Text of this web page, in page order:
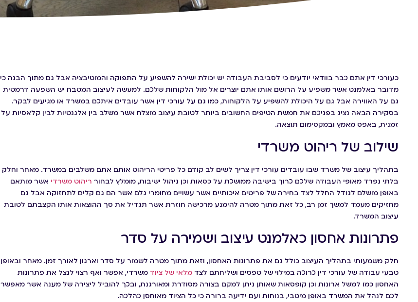
כעורכי דין אתם כבר בוודאי יודעים כי לסביבת העבודה יש יכולת ישירה להשפיע על התפוקה והמוטיבציה אבל גם מתוך הבנה כי
מדובר באלמנט אשר משפיע על הרושם אותו אתם יוצרים אל מול הלקוחות שלכם. למעשה לעיצוב המטבח יש השפעה דרמטית
גם על האווירה אבל גם על היכולת להשפיע על הלקוחות, כמו גם על עורכי דין אשר עובדים איתכם במשרד או מגיעים לבקר.
בסקירה הבאה נציג בפניכם את חמשת הטיפים החשובים ביותר לטובת עיצוב מוצלח אשר משלב בין אלגנטיות לבין קלאסיות על
זמנית, באפס מאמץ ובמקסימום תוצאה.
שילוב של ריהוט משרדי
בתהליך עיצוב של משרד שבו עובדים עורכי דין צריך לשים לב קודם כל פריטי הריהוט אותם אתם משלבים במשרד. מאחר וחלק
בלתי נפרד מאופי העבודה שלכם כרוך בישיבה ממושכת על כסאות וכן ניהול ישיבות, מומלץ לבחור ריהוט משרדי אשר מותאם
באופן מושלם לגודל החלל לצד בחירה של פריטים איכותיים אשר עשויים מחומרי גלם אשר הם גם קלים לתחזוקה אבל גם
מחזיקים מעמד למשך זמן רב, כל זאת מתוך מטרה להימנע מרכישה חוזרת אשר תגדיל את סך ההוצאות אותו הקצבתם לטובת
עיצוב המשרד.
פתרונות אחסון כאלמנט עיצוב ושמירה על סדר
חלק משמעותי בתהליך העיצוב כולל גם את פתרונות האחסון, וזאת מתוך מטרה לשמור על סדר וארגון לאורך זמן. מאחר ובאופן
טבעי עבודה של עורכי דין כרוכה במילוי של טפסים ושליחתם לצד מלאי של ציוד משרדי, אפשר ואף רצוי לנצל את פתרונות
האחסון כמו למשל ארונות וכן קופסאות שאותן ניתן למקם בצורה מסודרת ומאורגנת, ובכך להוביל ליצירה של מענה אשר מאפשר
לכם לנהל את המשרד באופן מיטבי, בנוחות ועם ידיעה ברורה כי כל הציוד מאוחסן כהלכה.